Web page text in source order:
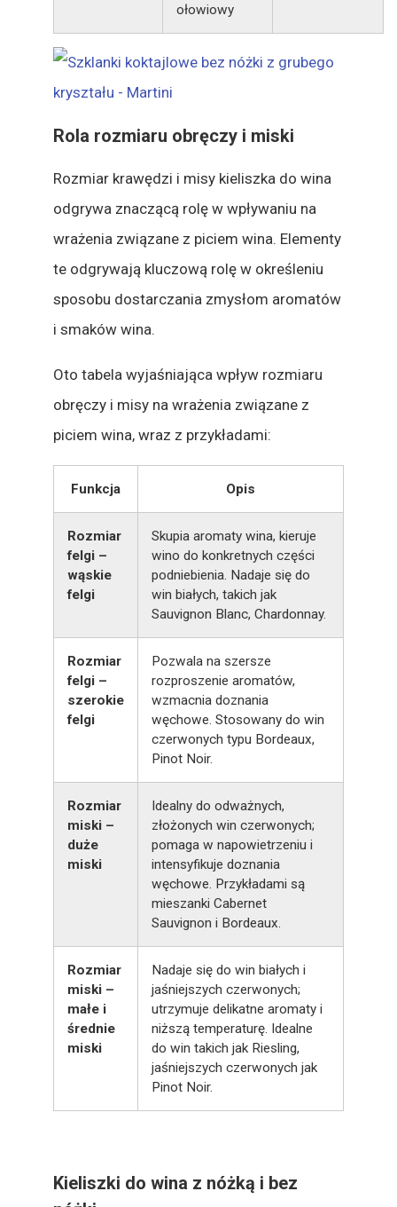
ołowiowy
Rola rozmiaru obręczy i miski
Rozmiar krawędzi i misy kieliszka do wina
odgrywa znaczącą rolę w wpływaniu na
wrażenia związane z piciem wina. Elementy
te odgrywają kluczową rolę w określeniu
sposobu dostarczania zmysłom aromatów
i smaków wina.
Oto tabela wyjaśniająca wpływ rozmiaru
obręczy i misy na wrażenia związane z
piciem wina, wraz z przykładami:
Funkcja Opis
Rozmiar
felgi –
wąskie
felgi
Skupia aromaty wina, kieruje
wino do konkretnych części
podniebienia. Nadaje się do
win białych, takich jak
Sauvignon Blanc, Chardonnay.
Rozmiar
felgi –
szerokie
felgi
Pozwala na szersze
rozproszenie aromatów,
wzmacnia doznania
węchowe. Stosowany do win
czerwonych typu Bordeaux,
Pinot Noir.
Rozmiar
miski –
duże
miski
Idealny do odważnych,
złożonych win czerwonych;
pomaga w napowietrzeniu i
intensyfikuje doznania
węchowe. Przykładami są
mieszanki Cabernet
Sauvignon i Bordeaux.
Rozmiar
miski –
małe i
średnie
miski
Nadaje się do win białych i
jaśniejszych czerwonych;
utrzymuje delikatne aromaty i
niższą temperaturę. Idealne
do win takich jak Riesling,
jaśniejszych czerwonych jak
Pinot Noir.
Kieliszki do wina z nóżką i bez